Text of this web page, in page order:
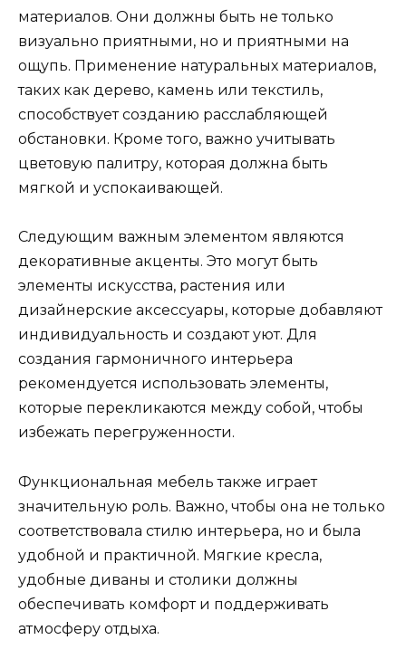
материалов. Они должны быть не только
визуально приятными, но и приятными на
ощупь. Применение натуральных материалов,
таких как дерево, камень или текстиль,
способствует созданию расслабляющей
обстановки. Кроме того, важно учитывать
цветовую палитру, которая должна быть
мягкой и успокаивающей.
Следующим важным элементом являются
декоративные акценты. Это могут быть
элементы искусства, растения или
дизайнерские аксессуары, которые добавляют
индивидуальность и создают уют. Для
создания гармоничного интерьера
рекомендуется использовать элементы,
которые перекликаются между собой, чтобы
избежать перегруженности.
Функциональная мебель также играет
значительную роль. Важно, чтобы она не только
соответствовала стилю интерьера, но и была
удобной и практичной. Мягкие кресла,
удобные диваны и столики должны
обеспечивать комфорт и поддерживать
атмосферу отдыха.